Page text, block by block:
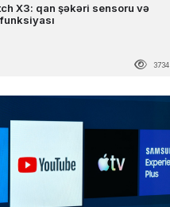
X3: qan şəkəri sensoru və
3734